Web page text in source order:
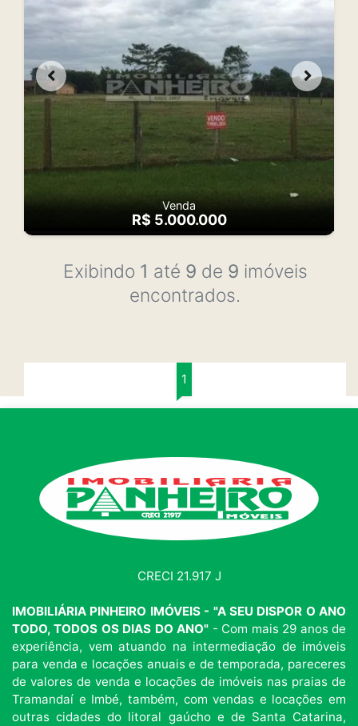
Venda
R$ 5.000.000
Exibindo 1 até 9 de 9 imóveis
encontrados.
1
CRECI 21.917 J
IMOBILIÁRIA PINHEIRO IMÓVEIS - "A SEU DISPOR O ANO
TODO, TODOS OS DIAS DO ANO" - Com mais 29 anos de
experiência, vem atuando na intermediação de imóveis
para venda e locações anuais e de temporada, pareceres
de valores de venda e locações de imóveis nas praias de
Tramandaí e Imbé, também, com vendas e locações em
outras cidades do litoral gaúcho e de Santa Catarina,